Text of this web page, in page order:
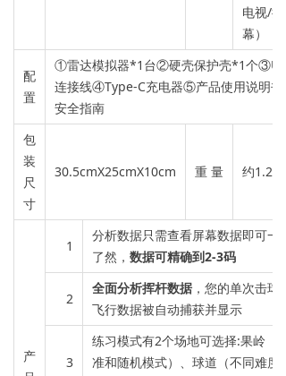
电视/挂
幕）
配
置
①雷达模拟器*1台②硬壳保护壳*1个③USB
连接线④Type-C充电器⑤产品使用说明书
安全指南
包
装
尺
寸
30.5cmX25cmX10cm 重 量 约1.2kg
产
1
分析数据只需查看屏幕数据即可一目
了然， 数据可精确到2-3码
2
全面分析挥杆数据 ，您的单次击球的
飞行数据被自动捕获并显示
3
练习模式有2个场地可选择:果岭（标
准和随机模式）、球道（不同难度可